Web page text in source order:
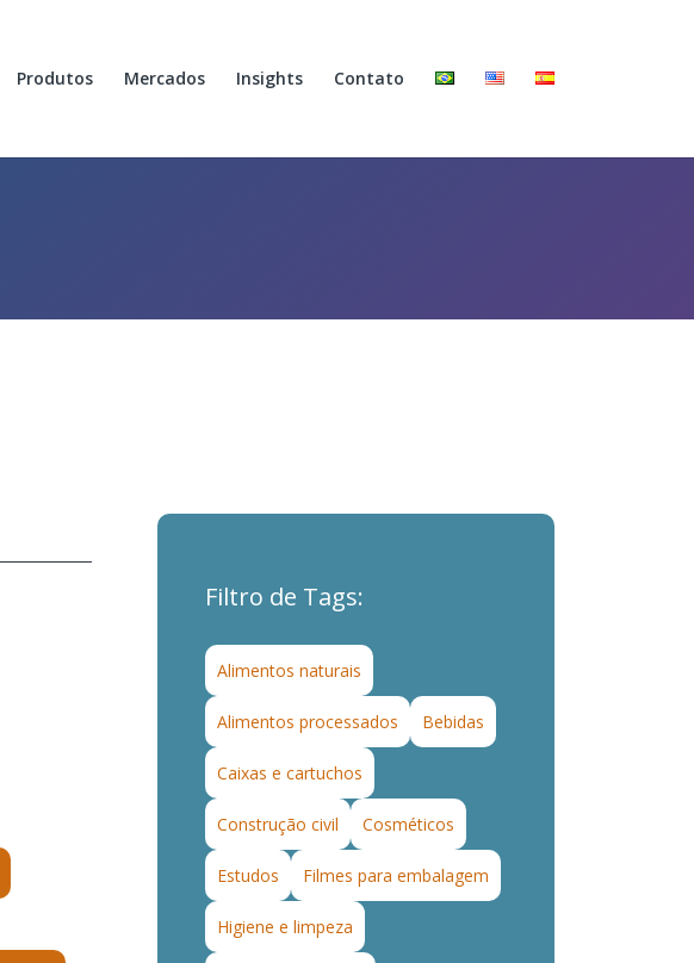
Produtos Mercados Insights Contato
Filtro de Tags:
Alimentos naturais
Alimentos processados Bebidas
Caixas e cartuchos
Construção civil Cosméticos
Estudos Filmes para embalagem
Higiene e limpeza